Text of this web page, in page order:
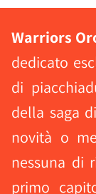
Warriors
dedicato
di
della saga
novità o
nessuna di
primo